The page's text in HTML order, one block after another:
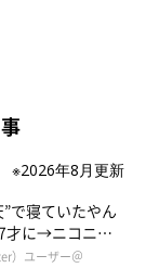
々口にする機会
ってしまい、気
。
自然に●んち色
※2026年8月更新
で寝ていたやん
才に→ニコニ
魅力のコに成
）ユーザー＠